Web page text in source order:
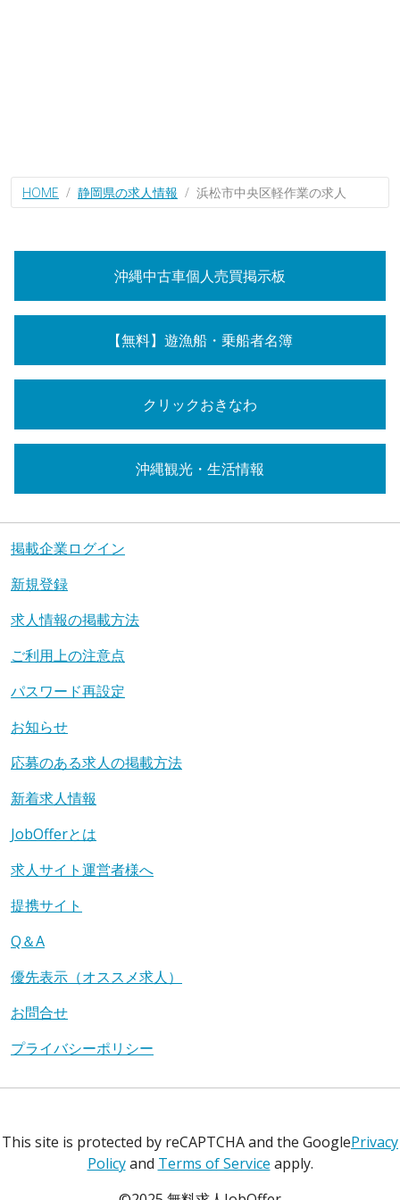
HOME 静岡県の求人情報 浜松市中央区軽作業の求人
沖縄中古車個人売買掲示板
【無料】遊漁船・乗船者名簿
クリックおきなわ
沖縄観光・生活情報
掲載企業ログイン
新規登録
求人情報の掲載方法
ご利用上の注意点
パスワード再設定
お知らせ
応募のある求人の掲載方法
新着求人情報
JobOfferとは
求人サイト運営者様へ
提携サイト
Q＆A
優先表示（オススメ求人）
お問合せ
プライバシーポリシー
This site is protected by reCAPTCHA and the GooglePrivacy
Policyand Terms of Service apply.